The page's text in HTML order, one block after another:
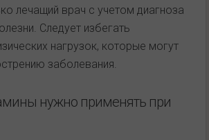
лечащий врач с учетом диагноза
Следует избегать
нагрузок, которые могут
заболевания.
нужно применять при